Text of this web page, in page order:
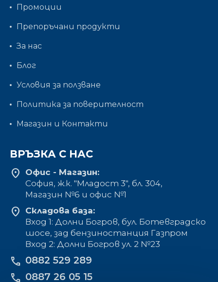
Промоции
Препоръчани продукти
За нас
Блог
Условия за ползване
Политика за поверителност
Магазин и Контакти
ВРЪЗКА С НАС
location_on
Офис - Магазин:
София, ж.к. "Младост 3", бл. 304,
Mагазин №6 и офис №1
location_on
Складова база:
Вход 1: Долни Богров, бул. Ботевградско
шосе, зад бензиностанция Газпром
Вход 2: Долни Богров ул. 2 №23
phone 0882 529 289
phone 0887 26 05 15